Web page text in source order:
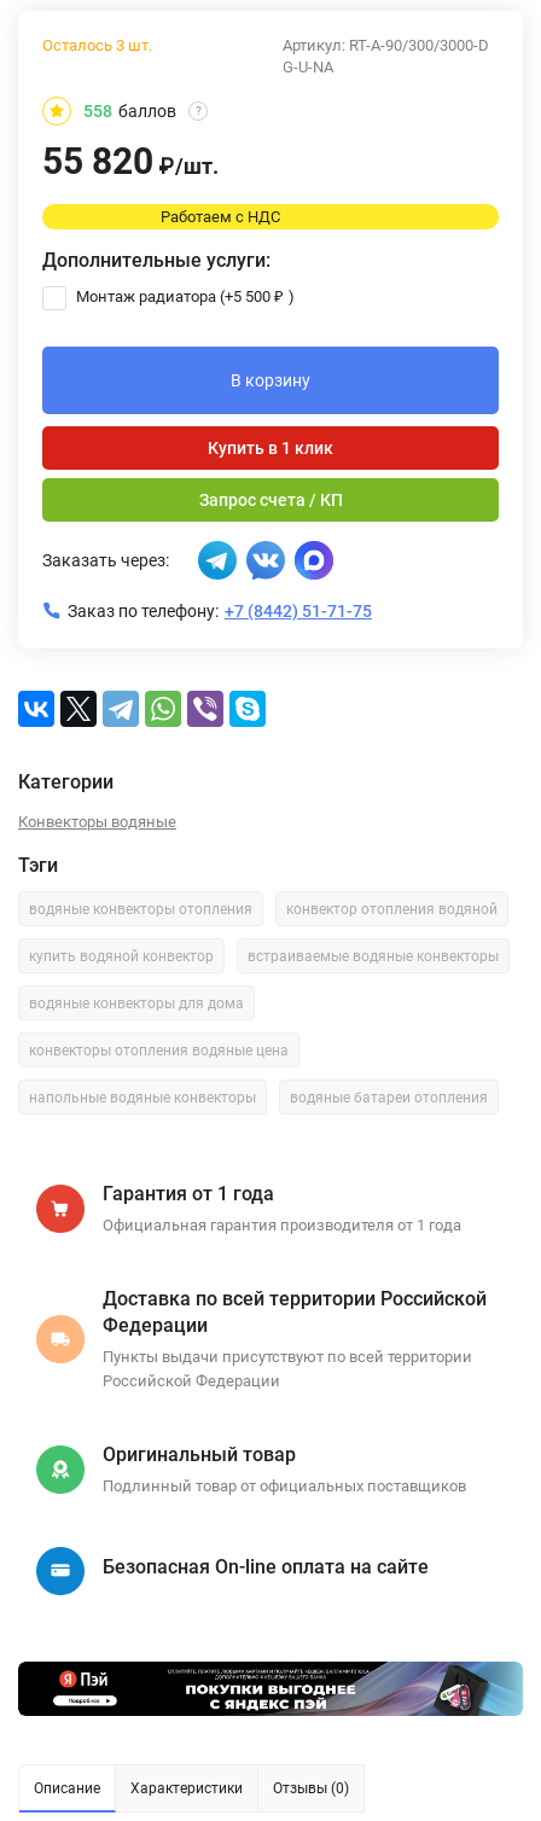
Артикул: RT-A-90/300/3000-D
G-U-NA
Осталось 3 шт.
558 баллов ?
55 820 ₽/шт.
Работаем с НДС
Дополнительные услуги:
Монтаж радиатора (+5 500 ₽ )
В корзину
Купить в 1 клик
Запрос счета / КП
Заказать через:
Заказ по телефону: +7 (8442) 51-71-75
Категории
Конвекторы водяные
Тэги
водяные конвекторы отопления конвектор отопления водяной
купить водяной конвектор встраиваемые водяные конвекторы
водяные конвекторы для дома
конвекторы отопления водяные цена
напольные водяные конвекторы водяные батареи отопления
Гарантия от 1 года
Официальная гарантия производителя от 1 года
Доставка по всей территории Российской
Федерации
Пункты выдачи присутствуют по всей территории
Российской Федерации
Оригинальный товар
Подлинный товар от официальных поставщиков
Безопасная On-line оплата на сайте
Описание Характеристики Отзывы (0)